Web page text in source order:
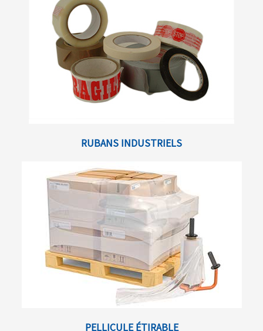
RUBANS INDUSTRIELS
PELLICULE ÉTIRABLE